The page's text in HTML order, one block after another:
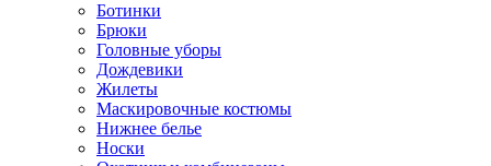
Ботинки
Брюки
Головные уборы
Дождевики
Жилеты
Маскировочные костюмы
Нижнее белье
Носки